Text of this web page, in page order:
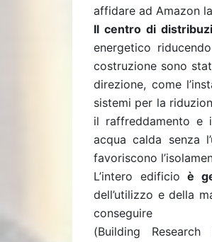
affidare ad Amazon
Il centro di
energetico
costruzione sono
direzione, come
sistemi per la
il raffreddamento e
acqua calda senza
favoriscono
L’intero edificioè
dell’utilizzo e della
(Building